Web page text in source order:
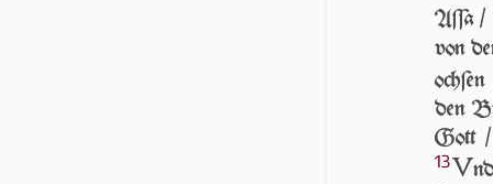
Aſſa /
von
den
Gott /
13V